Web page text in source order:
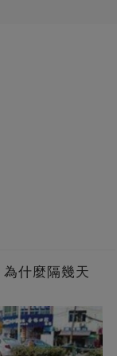
為什麼隔幾天